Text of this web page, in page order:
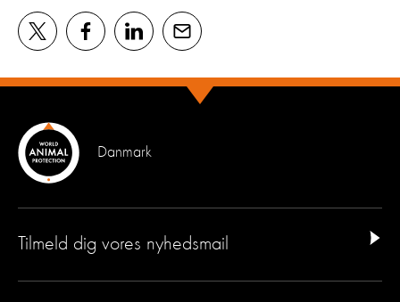
Danmark
Tilmeld dig vores nyhedsmail